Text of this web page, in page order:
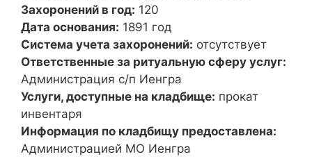
Захоронений в год: 120
Дата основания: 1891 год
Система учета захоронений: отсутствует
Ответственные за ритуальную сферу услуг:
Администрация с/п Иенгра
Услуги, доступные на кладбище: прокат
инвентаря
Информация по кладбищу предоставлена:
Администрацией МО Иенгра